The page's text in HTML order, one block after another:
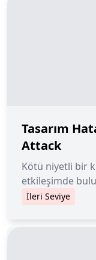
Tasarım
Attack
Kötü niyetli bir
etkileşimde
bilerek bir
İleri Seviye